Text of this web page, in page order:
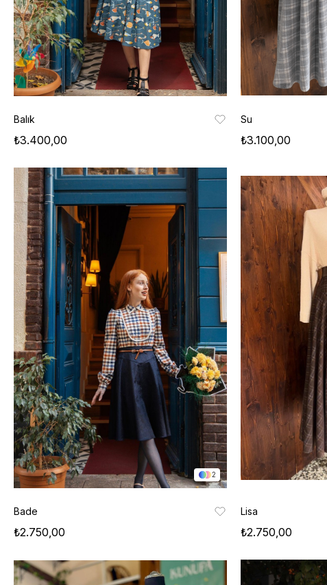
Balık
₺3.400,00
Su
₺3.100,00
2
Bade
₺2.750,00
Lisa
₺2.750,00